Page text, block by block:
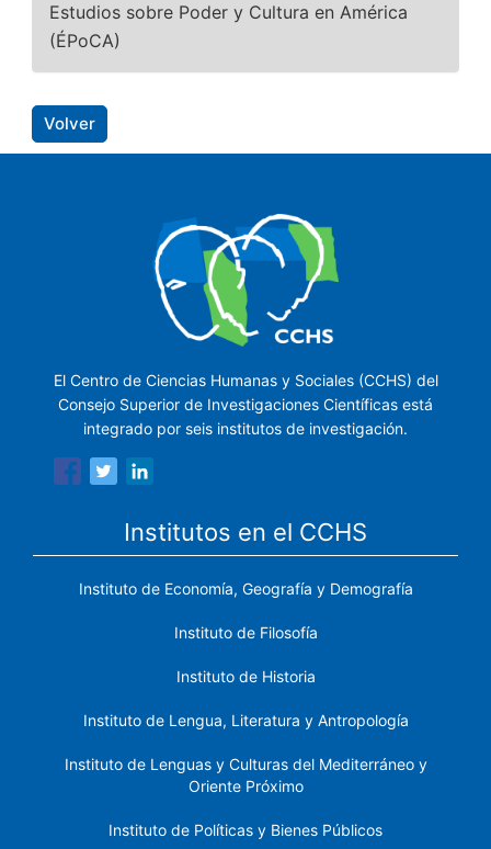
Estudios sobre Poder y Cultura en América
(ÉPoCA)
Volver
El Centro de Ciencias Humanas y Sociales (CCHS) del
Consejo Superior de Investigaciones Científicas está
integrado por seis institutos de investigación.
Institutos en el CCHS
Instituto de Economía, Geografía y Demografía
Instituto de Filosofía
Instituto de Historia
Instituto de Lengua, Literatura y Antropología
Instituto de Lenguas y Culturas del Mediterráneo y
Oriente Próximo
Instituto de Políticas y Bienes Públicos